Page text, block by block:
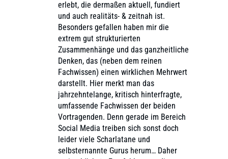
erlebt, die dermaßen aktuell, fundiert
und auch realitäts- & zeitnah ist.
Besonders gefallen haben mir die
extrem gut strukturierten
Zusammenhänge und das ganzheitliche
Denken, das (neben dem reinen
Fachwissen) einen wirklichen Mehrwert
darstellt. Hier merkt man das
jahrzehntelange, kritisch hinterfragte,
umfassende Fachwissen der beiden
Vortragenden. Denn gerade im Bereich
Social Media treiben sich sonst doch
leider viele Scharlatane und
selbsternannte Gurus herum… Daher